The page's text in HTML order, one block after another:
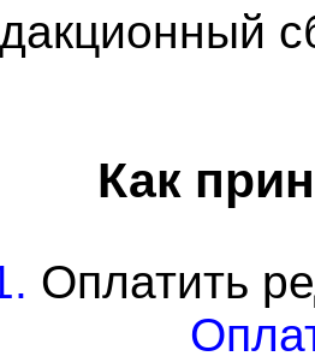
Как
Оплатить